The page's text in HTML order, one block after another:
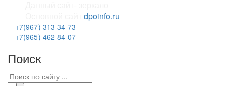
dpoinfo.ru
+7(967) 313-34-73
+7(965) 462-84-07
Поиск